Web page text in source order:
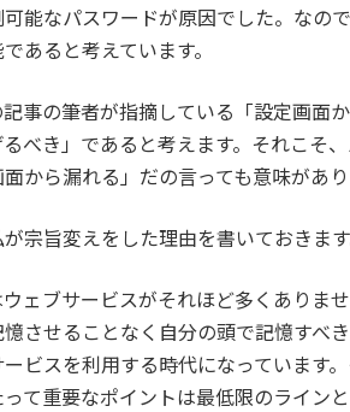
能なパスワードが原因でした。なの
あると考えています。
事の筆者が指摘している「設定画面
べき」であると考えます。それこそ
から漏れる」だの言っても意味があ
宗旨変えをした理由を書いておきます
ウェブサービスがそれほど多くありま
させることなく自分の頭で記憶すべ
ビスを利用する時代になっています
て重要なポイントは最低限のライン